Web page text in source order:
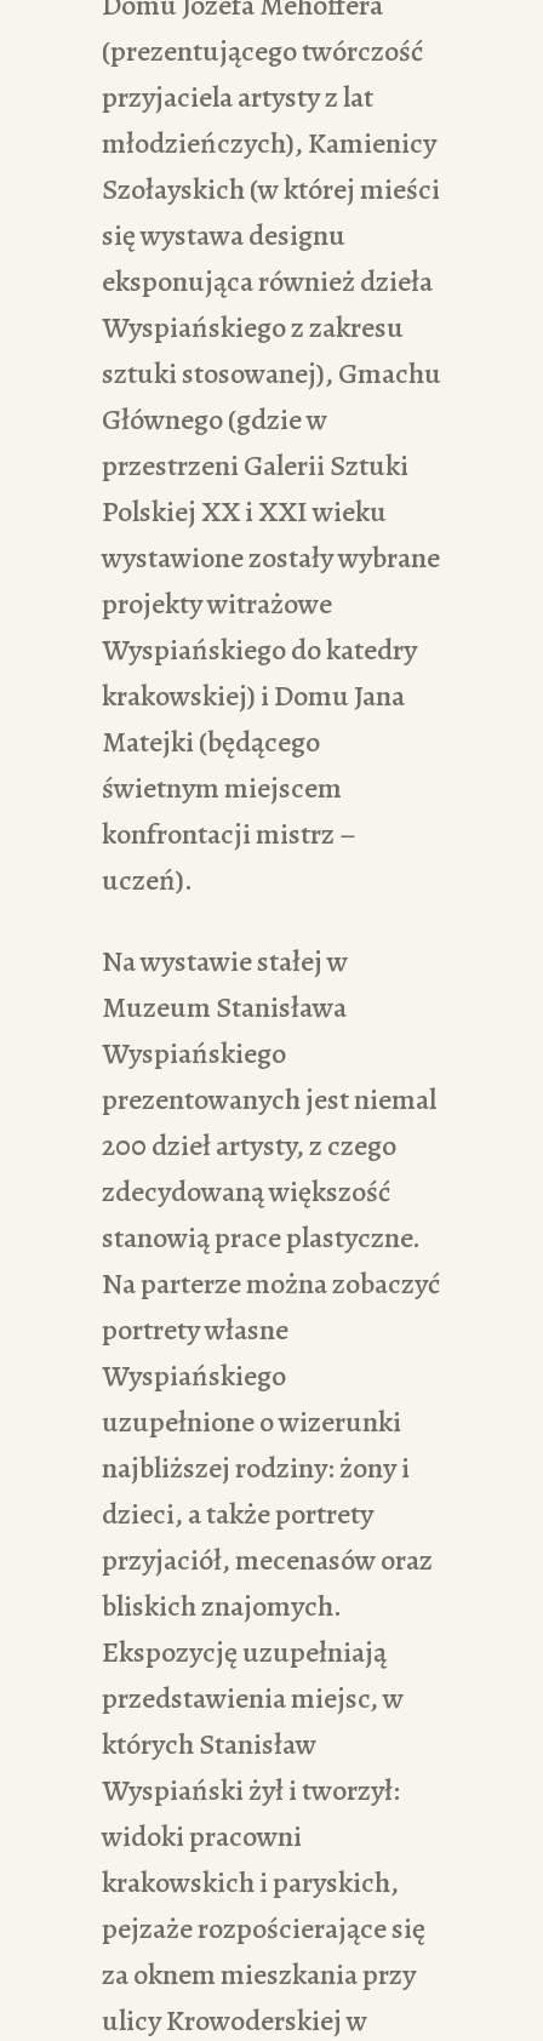
(prezentującego twórczość
przyjaciela artysty z lat
młodzieńczych), Kamienicy
Szołayskich (w której mieści
się wystawa designu
eksponująca również dzieła
Wyspiańskiego z zakresu
sztuki stosowanej), Gmachu
Głównego (gdzie w
przestrzeni Galerii Sztuki
Polskiej XX i XXI wieku
wystawione zostały wybrane
projekty witrażowe
Wyspiańskiego do katedry
krakowskiej) i Domu Jana
Matejki (będącego
świetnym miejscem
konfrontacji mistrz –
uczeń).
Na wystawie stałej w
Muzeum Stanisława
Wyspiańskiego
prezentowanych jest niemal
200 dzieł artysty, z czego
zdecydowaną większość
stanowią prace plastyczne.
Na parterze można zobaczyć
portrety własne
Wyspiańskiego
uzupełnione o wizerunki
najbliższej rodziny: żony i
dzieci, a także portrety
przyjaciół, mecenasów oraz
bliskich znajomych.
Ekspozycję uzupełniają
przedstawienia miejsc, w
których Stanisław
Wyspiański żył i tworzył:
widoki pracowni
krakowskich i paryskich,
pejzaże rozpościerające się
za oknem mieszkania przy
ulicy Krowoderskiej w